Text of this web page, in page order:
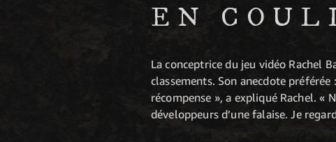
EN
La conceptrice du jeu vidéo Rachel
classements. Son anecdote préférée
récompense », a expliqué Rachel. «
développeurs d’une falaise. Je